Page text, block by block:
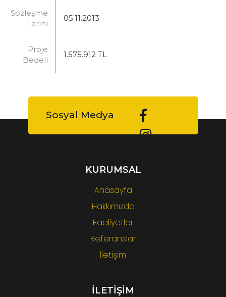
Sözleşme
Tarihi
05.11.2013
Proje
Bedeli
1.575.912 TL
Sosyal Medya
KURUMSAL
Anasayfa
Hakkımızda
Faaliyetler
Referanslar
İletişim
İLETİŞİM